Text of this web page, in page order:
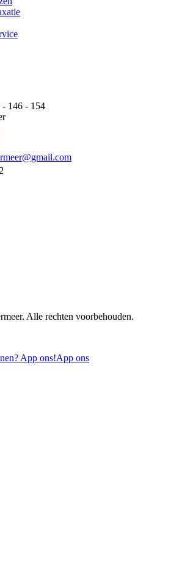
- 146 - 154
Alle rechten voorbehouden.
App ons!App ons